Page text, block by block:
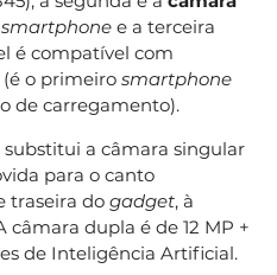
smartphone e a terceira
é compatível com
(é o primeiro smartphone
de carregamento).
a câmara singular
para o canto
traseira do gadget, à
câmara dupla é de 12 MP +
de Inteligência Artificial.